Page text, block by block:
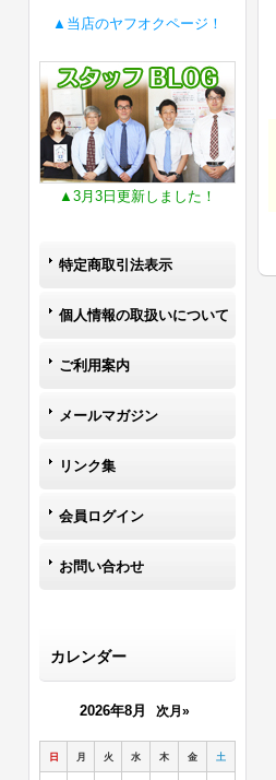
▲当店のヤフオクページ！
▲3月3日更新しました！
特定商取引法表示
個人情報の取扱いについて
ご利用案内
メールマガジン
リンク集
会員ログイン
お問い合わせ
カレンダー
2026年8月 次月»
日 月 火 水 木 金 土